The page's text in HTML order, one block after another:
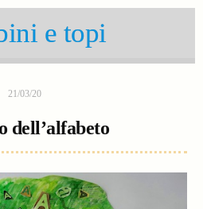
e topi
21/03/20
dell’alfabeto